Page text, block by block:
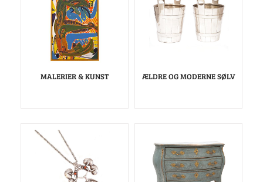
MALERIER & KUNST ÆLDRE OG MODERNE SØLV